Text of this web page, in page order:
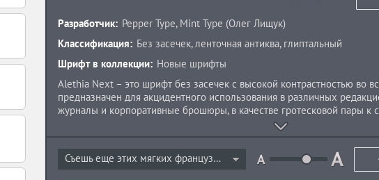
Разработчик: Pepper Type, Mint Type (Олег Лищук)
Классификация: Без засечек,ленточная антиква, глиптальный
Шрифт в коллекции: Новые шрифты
Alethia Next – это шрифт без засечек с высокой контрастностью во
предназначен для акцидентного использования в различных
журналы и корпоративные брошюры, в качестве гротесковой пары к
Семейство имеет 7 весов жирности + курсивы + прямые курсивы.
поддерживает множество языков на кириллице и латинице, включая
Гарнитура содержит OpenType фичи, такие как лигатуры, капитель и
альтернативные глифы. Alethia Next разработал Олег Лищук в 2019
Съешь еще этих мягких французских...